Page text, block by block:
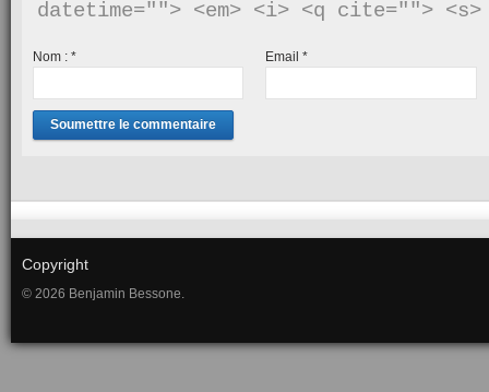
Nom : * Email*
Copyright
© 2026 Benjamin Bessone.